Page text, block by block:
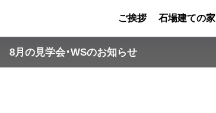
ご挨拶 石場建ての家
8月の見学会･WSのお知らせ